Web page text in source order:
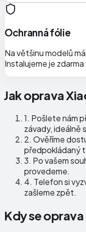
Ochranná fólie
Na většinu modelů
Instalujeme je
Jak oprava
1. Pošlete nám
závady, ideálně
2. Ověříme
předpokládaný
3. Po vašem
provedeme.
4. Telefon si
zašleme zpět.
Kdy se